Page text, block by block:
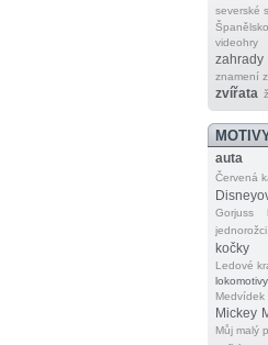
severské
Španělsko
videohry
zahrady
znamení
zvířata
auta
Červená
Gorjuss
jednorožci
kočky
Ledové
Medvídek
Mickey
Můj malý